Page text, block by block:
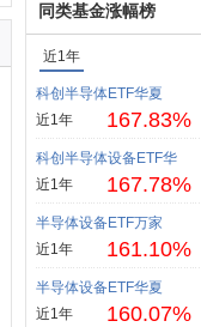
同类基金涨幅榜
近1年
科创半导体ETF华夏
近1年
167.83%
科创半导体设备ETF华
近1年
167.78%
半导体设备ETF万家
近1年
161.10%
半导体设备ETF华夏
近1年
160.07%